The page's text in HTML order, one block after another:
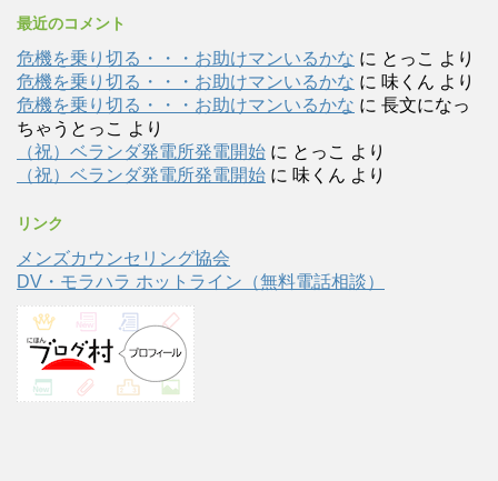
最近のコメント
危機を乗り切る・・・お助けマンいるかな に とっこ より
危機を乗り切る・・・お助けマンいるかな に 味くん より
危機を乗り切る・・・お助けマンいるかな に 長文になっ
ちゃうとっこ より
（祝）ベランダ発電所発電開始 に とっこ より
（祝）ベランダ発電所発電開始 に 味くん より
リンク
メンズカウンセリング協会
DV・モラハラ ホットライン（無料電話相談）